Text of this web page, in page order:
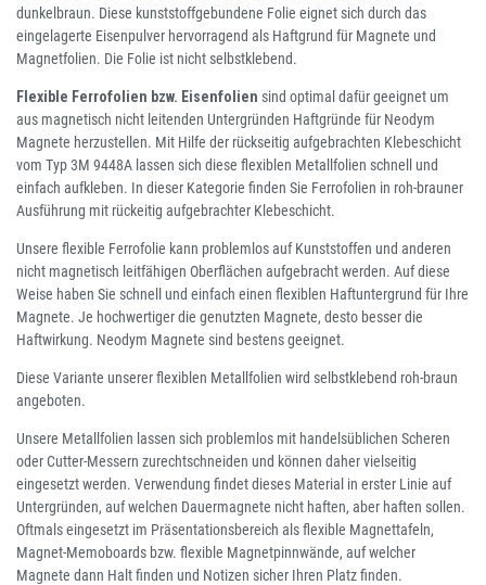
dunkelbraun. Diese kunststoffgebundene Folie eignet sich durch das
eingelagerte Eisenpulver hervorragend als Haftgrund für Magnete und
Magnetfolien. Die Folie ist nicht selbstklebend.
Flexible Ferrofolien bzw. Eisenfolien sind optimal dafür geeignet um
aus magnetisch nicht leitenden Untergründen Haftgründe für Neodym
Magnete herzustellen. Mit Hilfe der rückseitig aufgebrachten Klebeschicht
vom Typ 3M 9448A lassen sich diese flexiblen Metallfolien schnell und
einfach aufkleben. In dieser Kategorie finden Sie Ferrofolien in roh-brauner
Ausführung mit rückeitig aufgebrachter Klebeschicht.
Unsere flexible Ferrofolie kann problemlos auf Kunststoffen und anderen
nicht magnetisch leitfähigen Oberflächen aufgebracht werden. Auf diese
Weise haben Sie schnell und einfach einen flexiblen Haftuntergrund für Ihre
Magnete. Je hochwertiger die genutzten Magnete, desto besser die
Haftwirkung. Neodym Magnete sind bestens geeignet.
Diese Variante unserer flexiblen Metallfolien wird selbstklebend roh-braun
angeboten.
Unsere Metallfolien lassen sich problemlos mit handelsüblichen Scheren
oder Cutter-Messern zurechtschneiden und können daher vielseitig
eingesetzt werden. Verwendung findet dieses Material in erster Linie auf
Untergründen, auf welchen Dauermagnete nicht haften, aber haften sollen.
Oftmals eingesetzt im Präsentationsbereich als flexible Magnettafeln,
Magnet-Memoboards bzw. flexible Magnetpinnwände, auf welcher
Magnete dann Halt finden und Notizen sicher Ihren Platz finden.